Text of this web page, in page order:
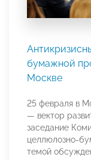
бумажной
Москве
25 февраля в
— вектор
заседание
целлюлозно-
темой